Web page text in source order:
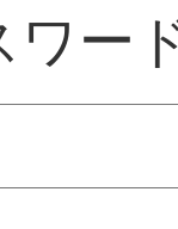
ワー